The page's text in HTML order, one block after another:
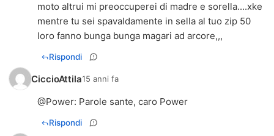
moto altrui mi preoccuperei di madre e sorella....xke
mentre tu sei spavaldamente in sella al tuo zip 50
loro fanno bunga bunga magari ad arcore,,,
Rispondi
CiccioAttila15 anni fa
@Power: Parole sante, caro Power
Rispondi